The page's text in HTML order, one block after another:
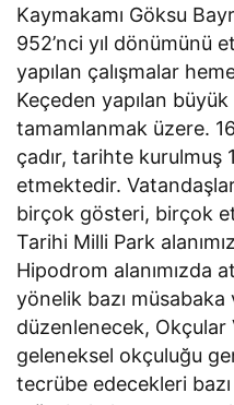
Kaymakamı Göksu
952’nci yıl dönümünü
yapılan çalışmalar
Keçeden yapılan büyük
tamamlanmak üzere.
çadır, tarihte kurulmuş
etmektedir.
birçok gösteri, birçok
Tarihi Milli Park
Hipodrom alanımızda
yönelik bazı
düzenlenecek, Okçular
geleneksel okçuluğu
tecrübe edecekleri